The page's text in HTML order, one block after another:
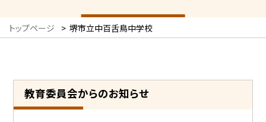
トップページ > 堺市立中百舌鳥中学校
教育委員会からのお知らせ